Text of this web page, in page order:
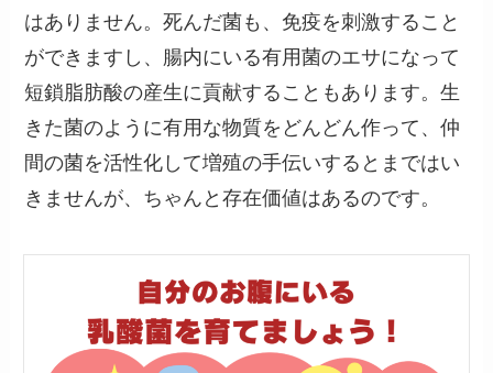
はありません。死んだ菌も、免疫を刺激すること
ができますし、腸内にいる有用菌のエサになって
短鎖脂肪酸の産生に貢献することもあります。生
きた菌のように有用な物質をどんどん作って、仲
間の菌を活性化して増殖の手伝いするとまではい
きませんが、ちゃんと存在価値はあるのです。